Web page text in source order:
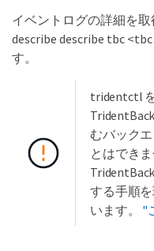
イベントログの詳細を
describe describe tbc
す。
tridentctl
むバック
とはでき
する手順
います。 "